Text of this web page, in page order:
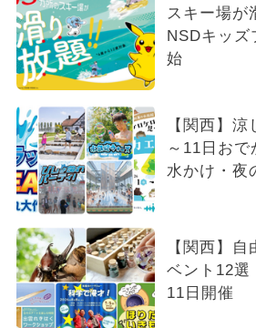
スキー場が
NSDキッズ
始
【関西】
～11日おで
水かけ・夜
【関西】
ベント12選
11日開催